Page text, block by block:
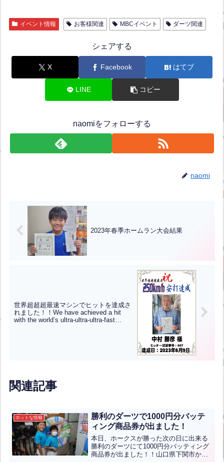
イベント情報 お客様関連 MBCイベント ダーツ関連
シェアする
X Facebook はてブ
LINE コピー
naomiをフォローする
naomi
2023年春季ホームラン大会結果
世界超超超最速マシンでヒットを達成さ
れました！！We have achieved a hit
with the world’s ultra-ultra-ultra-fast
関連記事
ホットな情報
勝利のダーツで1000円分バッテ
ィング商品券が出ました！
本日、ホークスが勝った次の日に出来る
勝利のダーツにて1000円分バッティング
商品券が出ました！！山口県下関市から